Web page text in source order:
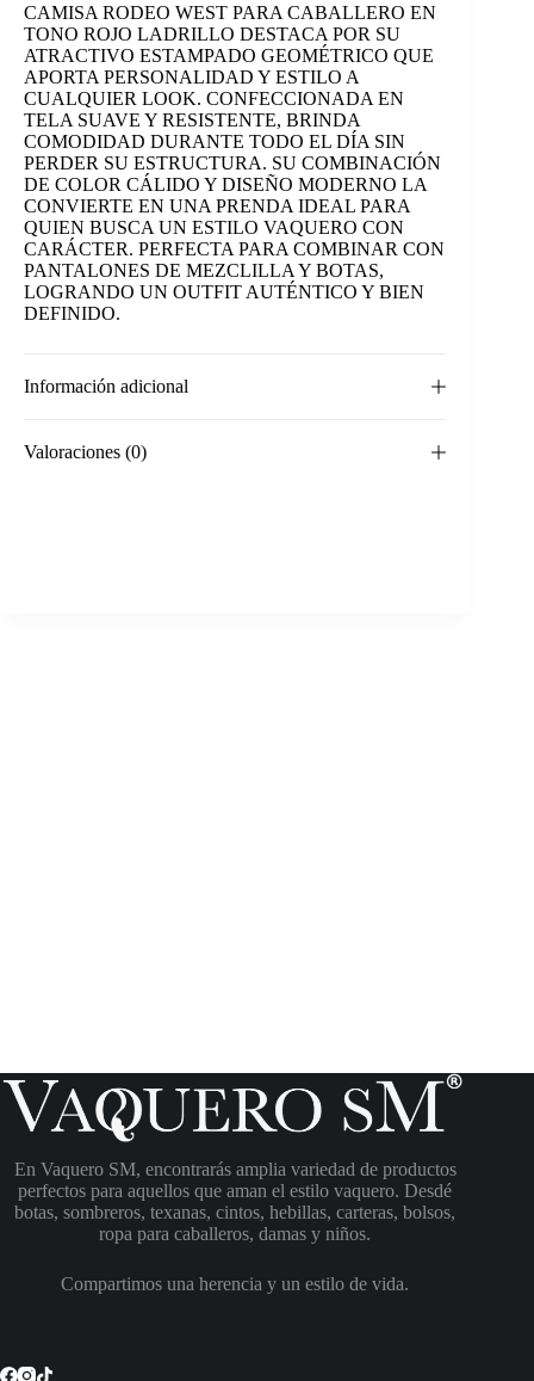
CAMISA RODEO WEST PARA CABALLERO EN
TONO ROJO LADRILLO DESTACA POR SU
ATRACTIVO ESTAMPADO GEOMÉTRICO QUE
APORTA PERSONALIDAD Y ESTILO A
CUALQUIER LOOK. CONFECCIONADA EN
TELA SUAVE Y RESISTENTE, BRINDA
COMODIDAD DURANTE TODO EL DÍA SIN
PERDER SU ESTRUCTURA. SU COMBINACIÓN
DE COLOR CÁLIDO Y DISEÑO MODERNO LA
CONVIERTE EN UNA PRENDA IDEAL PARA
QUIEN BUSCA UN ESTILO VAQUERO CON
CARÁCTER. PERFECTA PARA COMBINAR CON
PANTALONES DE MEZCLILLA Y BOTAS,
LOGRANDO UN OUTFIT AUTÉNTICO Y BIEN
DEFINIDO.
Información adicional
Valoraciones (0)
En Vaquero SM, encontrarás amplia variedad de productos
perfectos para aquellos que aman el estilo vaquero. Desdé
botas, sombreros, texanas, cintos, hebillas, carteras, bolsos,
ropa para caballeros, damas y niños.
Compartimos una herencia y un estilo de vida.